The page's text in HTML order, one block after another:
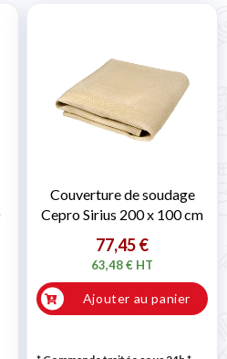
Couverture de soudage
Cepro Sirius 200 x 100 cm
77,45 €
63,48 € HT
Ajouter au panier